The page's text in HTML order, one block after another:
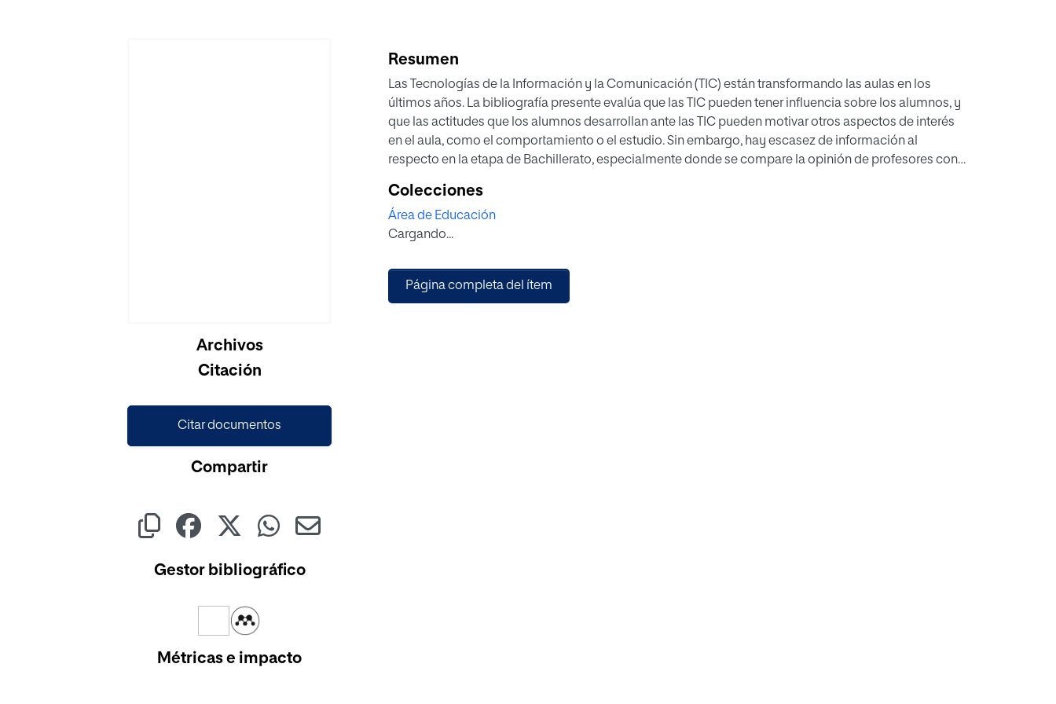
Archivos
Citación
Citar documentos
Compartir
Gestor bibliográfico
Métricas e impacto
Resumen
Las Tecnologías de la Información y la Comunicación (TIC) están transformando las aulas en los
últimos años. La bibliografía presente evalúa que las TIC pueden tener influencia sobre los alumnos, y
que las actitudes que los alumnos desarrollan ante las TIC pueden motivar otros aspectos de interés
en el aula, como el comportamiento o el estudio. Sin embargo, hay escasez de información al
respecto en la etapa de Bachillerato, especialmente donde se compare la opinión de profesores con
profesorado, incluyendo un cuestionario común y entrevistas a este último colectivo, para determinar
las actitudes existentes hacia las TIC. Los resultados contienen actitudes mayoritariamente positivas
entre ambos, en especial referencia al trabajo cooperativo, al estudio e interés por las asignaturas, y a
Colecciones
Área de Educación
Cargando...
Página completa del ítem